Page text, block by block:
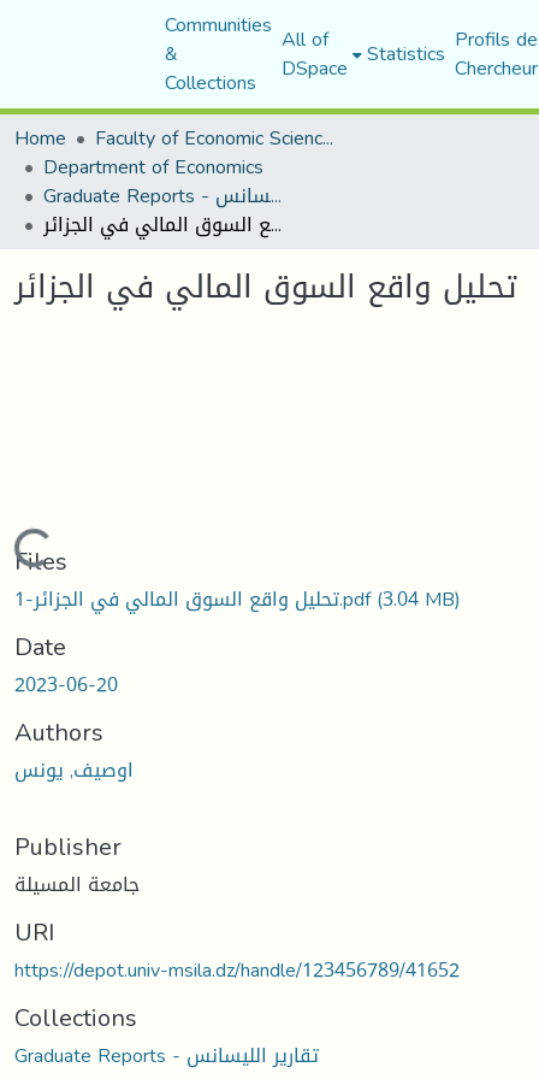
Communities
&
Collections
All of
DSpace Statistics Profils
Home
Faculty of Economic Sciences, Commerce and Management Sciences
Department of Economics
Graduate Reports - تقارير الليسانس
تحليل واقع السوق المالي في الجزائر
تحليل واقع السوق المالي في الجزائر
Loading...
Files
تحليل واقع السوق المالي في الجزائر-1.pdf(3.04 MB)
Date
2023-06-20
Authors
اوصيف, يونس
Publisher
جامعة المسيلة
URI
https://depot.univ-msila.dz/handle/123456789/41652
Collections
Graduate Reports - تقارير الليسانس